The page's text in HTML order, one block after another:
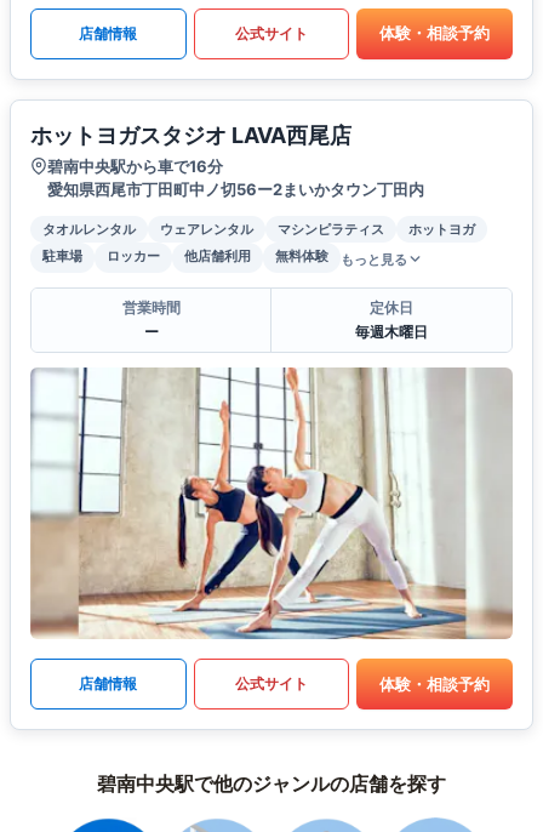
店舗情報 公式サイト 体験・相談予約
ホットヨガスタジオ LAVA西尾店
碧南中央駅から車で16分
愛知県西尾市丁田町中ノ切56ー2まいかタウン丁田内
タオルレンタル ウェアレンタル マシンピラティス
ホットヨガ
駐車場
ロッカー 他店舗利用 無料体験 もっと見る
営業時間
ー
定休日
毎週木曜日
店舗情報 公式サイト 体験・相談予約
碧南中央駅で他のジャンルの店舗を探す